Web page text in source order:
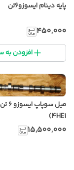
پایه دینام ایسوزو۶تن
۴۵۰٬۰۰۰
افزودن به
میل
4HE1)
۱۵٬۵۰۰٬۰۰۰